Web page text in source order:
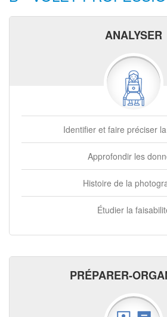
ANALYSER
Identifier et faire préciser
Approfondir les
Histoire de la
Étudier la
PRÉPARER-